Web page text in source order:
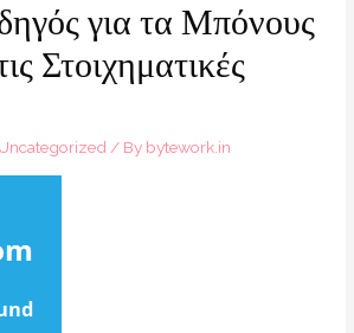
για τα Μπόνους
Στοιχηματικές
Uncategorized / By bytework.in